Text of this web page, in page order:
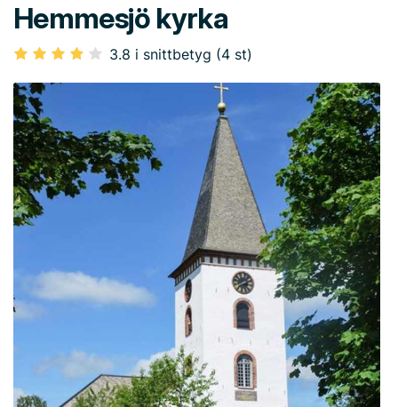
Hemmesjö kyrka
3.8 i snittbetyg (4 st)